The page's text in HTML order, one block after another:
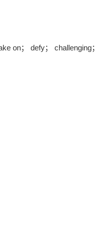
on； defy； challenging；